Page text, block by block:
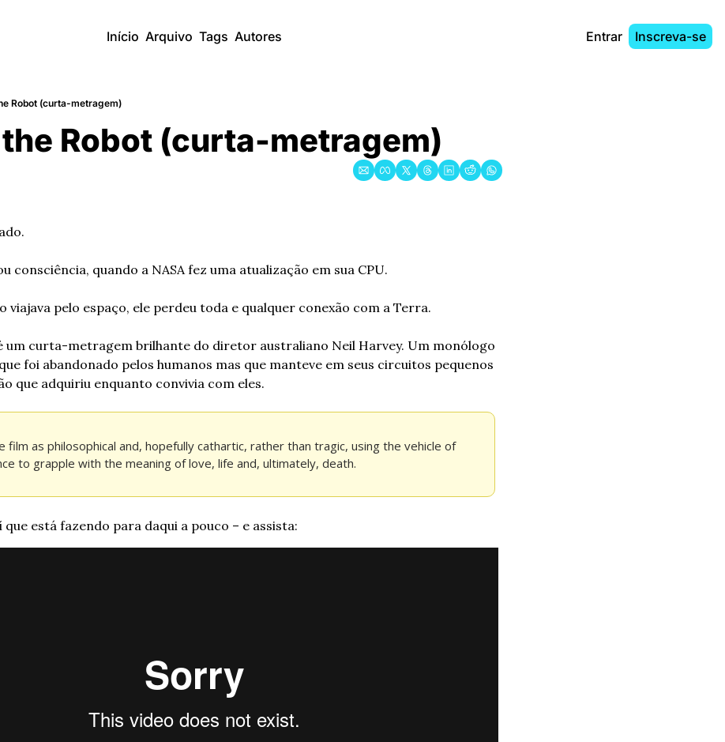
Início Arquivo Tags Autores Entrar Inscreva-se
Robot (curta-metragem)
Robot (curta-metragem)
consciência, quando a NASA fez uma atualização em sua CPU.
viajava pelo espaço, ele perdeu toda e qualquer conexão com a Terra.
um curta-metragem brilhante do diretor australiano Neil Harvey. Um monólogo
foi abandonado pelos humanos mas que manteve em seus circuitos pequenos
que adquiriu enquanto convivia com eles.
film as philosophical and, hopefully cathartic, rather than tragic, using the vehicle of
to grapple with the meaning of love, life and, ultimately, death.
que está fazendo para daqui a pouco – e assista: